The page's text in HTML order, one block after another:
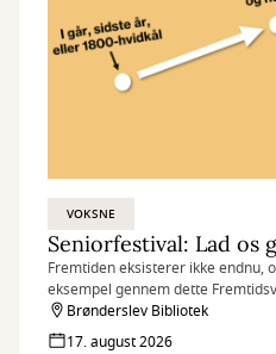
VOKSNE
Fremtiden eksisterer ikke endnu,
eksempel gennem dette
eksisterende antagelser og
perspektiver.
Brønderslev Bibliotek
17. august 2026